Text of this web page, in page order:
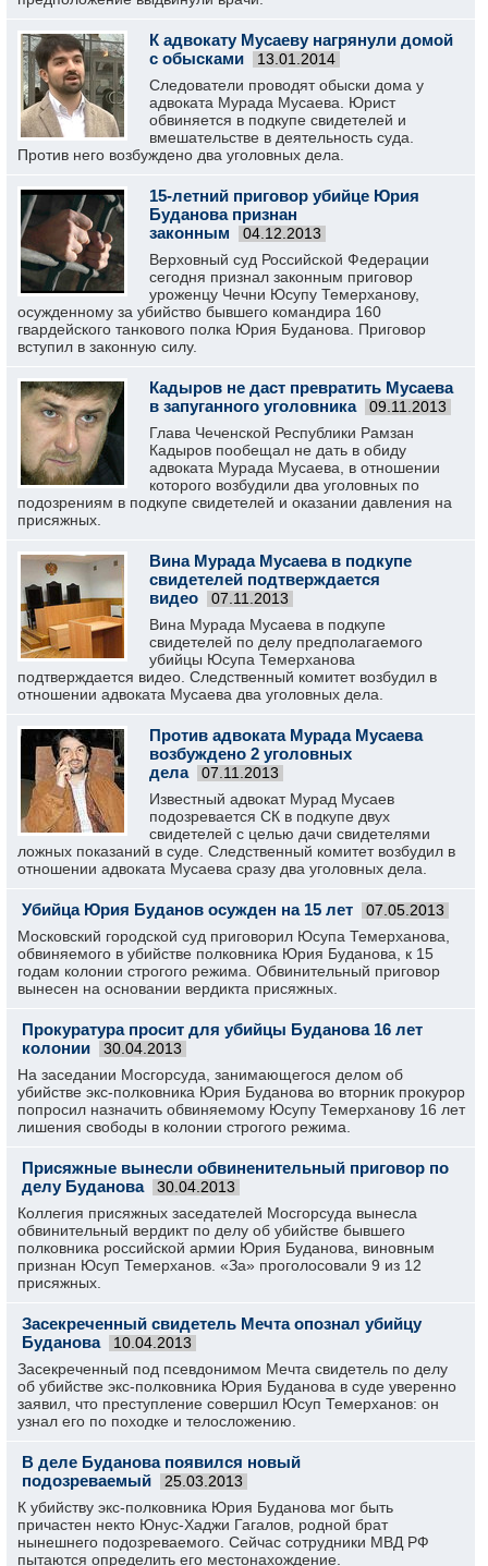
К адвокату Мусаеву нагрянули домой
с обысками
13.01.2014
Следователи проводят обыски дома у
адвоката Мурада Мусаева. Юрист
обвиняется в подкупе свидетелей и
вмешательстве в деятельность суда.
Против него возбуждено два уголовных дела.
15-летний приговор убийце Юрия
Буданова признан
законным
04.12.2013
Верховный суд Российской Федерации
сегодня признал законным приговор
уроженцу Чечни Юсупу Темерханову,
осужденному за убийство бывшего командира 160
гвардейского танкового полка Юрия Буданова. Приговор
вступил в законную силу.
Кадыров не даст превратить Мусаева
в запуганного уголовника
09.11.2013
Глава Чеченской Республики Рамзан
Кадыров пообещал не дать в обиду
адвоката Мурада Мусаева, в отношении
которого возбудили два уголовных по
подозрениям в подкупе свидетелей и оказании давления на
присяжных.
Вина Мурада Мусаева в подкупе
свидетелей подтверждается
видео
07.11.2013
Вина Мурада Мусаева в подкупе
свидетелей по делу предполагаемого
убийцы Юсупа Темерханова
подтверждается видео. Следственный комитет возбудил в
отношении адвоката Мусаева два уголовных дела.
Против адвоката Мурада Мусаева
возбуждено 2 уголовных
дела
07.11.2013
Известный адвокат Мурад Мусаев
подозревается СК в подкупе двух
свидетелей с целью дачи свидетелями
ложных показаний в суде. Следственный комитет возбудил в
отношении адвоката Мусаева сразу два уголовных дела.
Убийца Юрия Буданов осужден на 15 лет 07.05.2013
Московский городской суд приговорил Юсупа Темерханова,
обвиняемого в убийстве полковника Юрия Буданова, к 15
годам колонии строгого режима. Обвинительный приговор
вынесен на основании вердикта присяжных.
Прокуратура просит для убийцы Буданова 16 лет
колонии
30.04.2013
На заседании Мосгорсуда, занимающегося делом об
убийстве экс-полковника Юрия Буданова во вторник прокурор
попросил назначить обвиняемому Юсупу Темерханову 16 лет
лишения свободы в колонии строгого режима.
Присяжные вынесли обвиненительный приговор по
делу Буданова
30.04.2013
Коллегия присяжных заседателей Мосгорсуда вынесла
обвинительный вердикт по делу об убийстве бывшего
полковника российской армии Юрия Буданова, виновным
признан Юсуп Темерханов. «За» проголосовали 9 из 12
присяжных.
Засекреченный свидетель Мечта опознал убийцу
Буданова
10.04.2013
Засекреченный под псевдонимом Мечта свидетель по делу
об убийстве экс-полковника Юрия Буданова в суде уверенно
заявил, что преступление совершил Юсуп Темерханов: он
узнал его по походке и телосложению.
В деле Буданова появился новый
подозреваемый
25.03.2013
К убийству экс-полковника Юрия Буданова мог быть
причастен некто Юнус-Хаджи Гагалов, родной брат
нынешнего подозреваемого. Сейчас сотрудники МВД РФ
пытаются определить его местонахождение.